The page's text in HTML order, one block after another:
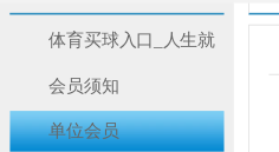
体育买球入口_人生就
是搏,会讯
会员须知
单位会员